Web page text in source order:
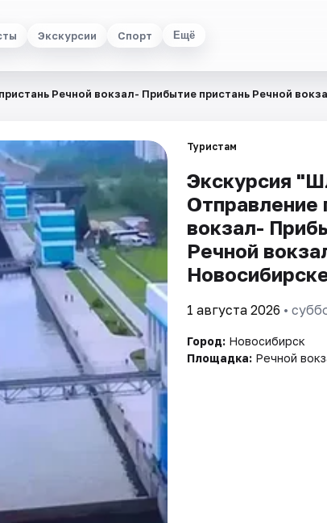
Экскурсии Спорт Ещё
Речной вокзал- Прибытие пристань Речной
Туристам
Экскурсия
Отправление
вокзал-
Речной
1 августа 2026 •
Город: Новосибирск
Площадка: Речной